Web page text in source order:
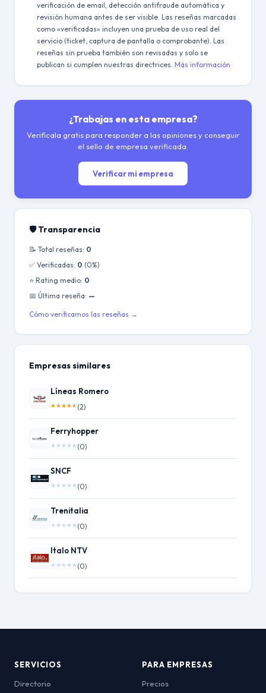
verificación de email, detección antifraude automática y
revisión humana antes de ser visible. Las reseñas marcadas
como «verificadas» incluyen una prueba de uso real del
servicio (ticket, captura de pantalla o comprobante). Las
reseñas sin prueba también son revisadas y solo se
publican si cumplen nuestras directrices. Más información
¿Trabajas en esta empresa?
Verifícala gratis para responder a las opiniones y conseguir
el sello de empresa verificada.
Verificar mi empresa
🛡️ Transparencia
📝 Total reseñas: 0
✅ Verificadas: 0 (0%)
⭐ Rating medio: 0
📅 Última reseña: —
Cómo verificamos las reseñas →
Empresas similares
Líneas Romero
★★★★★ (2)
Ferryhopper
★ ★ ★ ★ ★ (0)
SNCF
★ ★ ★ ★ ★ (0)
Trenitalia
★ ★ ★ ★ ★ (0)
Italo NTV
★ ★ ★ ★ ★ (0)
SERVICIOS
Directorio
PARA EMPRESAS
Precios